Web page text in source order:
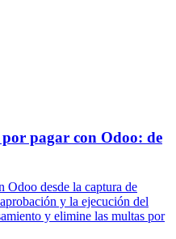
pagar con Odoo: de
Odoo desde la captura de
y la ejecución del
y elimine las multas por